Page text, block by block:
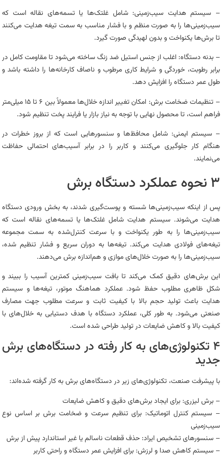
– سیستم هدایت سیب‌زمینی: شامل غلتک‌ها یا تسمه‌های نقاله است که
سیب‌زمینی‌ها را به صورت منظم و با فشار مناسب به سمت تیغه هدایت می‌کنند
تا برش‌ها یکنواخت و بدون لهیدگی صورت گیرد.
– بدنه دستگاه: اغلب از جنس استیل ضد زنگ ساخته می‌شود تا مقاومت کامل در
برابر رطوبت، خوردگی و شرایط کاری مرطوب و ناصاف کارخانه‌ها را داشته باشد و
طول عمر دستگاه را افزایش دهد.
– تنظیمات ضخامت برش: امکان تغییر اندازه خلال‌ها معمولاً بین ۶ تا ۱۵ میلی‌متر
فراهم است، تا محصول نهایی با توجه به نیاز بازار یا فرایند پخت تنظیم شود.
– سیستم ایمنی: شامل محافظ‌ها و سنسورهایی است که از بروز خطرات در
هنگام کار جلوگیری می‌کنند و کاربر را در برابر آسیب‌های احتمالی حفاظت
می‌نمایند.
۳ نحوه عملکرد دستگاه برش
پس از اینکه سیب‌زمینی‌ها شسته و پوست‌گیری شدند، به بخش ورودی دستگاه
هدایت می‌شوند. سیستم هدایت شامل غلتک‌ها یا تسمه‌های نقاله است که
سیب‌زمینی‌ها را به طور یکنواخت و با سرعت کنترل‌شده به سمت مجموعه
تیغه‌های فولادی هدایت می‌کند. تیغه‌ها به دوران سریع و فشار تنظیم شده،
سیب‌زمینی‌ها را به صورت خلال‌های موازی و هم‌اندازه برش می‌دهند.
این برش‌های دقیق کمک می‌کند تا بافت سیب‌زمینی کمترین آسیب را ببیند و
شکل ظاهری مطلوب حفظ شود. عملکرد هماهنگ موتور، تیغه‌ها و سیستم
هدایت باعث تولید حجم بالا با کیفیت ثابت و سرعت مطلوب جهت مصارف
صنعتی می‌شود. به طور کلی، عملکرد دستگاه با هدف دستیابی به خلال‌های با
کیفیت بالا و کاهش ضایعات در تولید طراحی شده است.
۴ تکنولوژی‌های به کار رفته در دستگاه‌های برش
جدید
با پیشرفت صنعت، تکنولوژی‌های زیر در دستگاه‌های برش به کار گرفته شده‌اند:
– برش لیزری: برای ایجاد برش‌های دقیق و کاهش ضایعات
– سیستم کنترل اتوماتیک: برای تنظیم سرعت و ضخامت برش بر اساس نوع
سیب‌زمینی
– سنسورهای تشخیص ایراد: حذف قطعات ناسالم یا غیر استاندارد پیش از برش
– سیستم کاهش صدا و لرزش: برای افزایش عمر دستگاه و راحتی کاربر